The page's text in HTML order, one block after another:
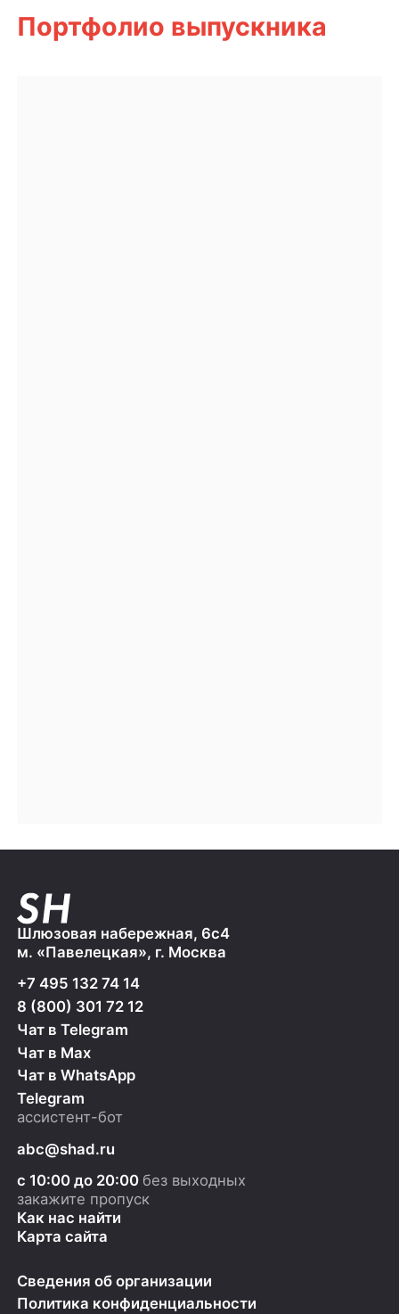
Портфолио выпускника
Шлюзовая набережная, 6с4
м. «Павелецкая», г. Москва
+7 495 132 74 14
8 (800) 301 72 12
Чат в Telegram
Чат в Max
Чат в WhatsApp
Telegram
ассистент-бот
abc@shad.ru
с 10:00 до 20:00 без выходных
закажите пропуск
Как нас найти
Карта сайта
Сведения об организации
Политика конфиденциальности